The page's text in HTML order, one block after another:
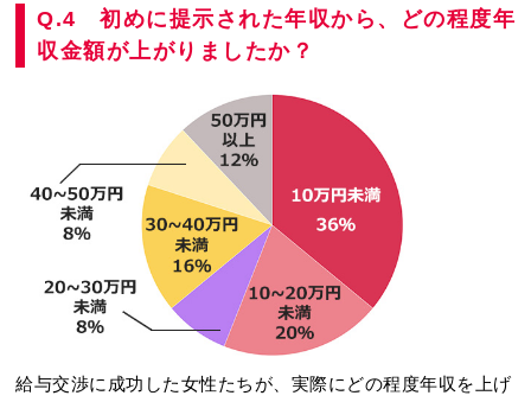
Q.4 初めに提示された年収から、どの程度年
収金額が上がりましたか？
給与交渉に成功した女性たちが、実際にどの程度年収を上げ